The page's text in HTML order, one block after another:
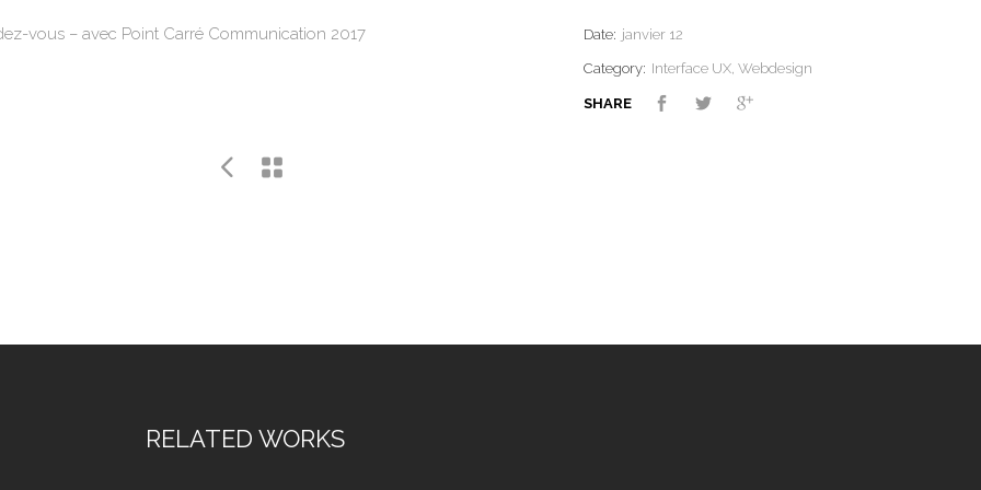
vous – avec Point Carré Communication 2017 Date: janvier 12
Category: Interface UX, Webdesign
SHARE
RELATED WORKS